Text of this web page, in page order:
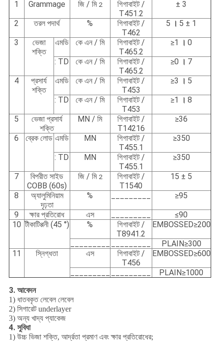
1
Grammage জি / মি 2
গিগাবাইট /
T451.2
± 3
2 তরল পদার্থ %
গিগাবাইট /
T462
5 । 5 ± 1
3
ভেজা
শক্তি
এমডি কে এন / মি
গিগাবাইট /
T465.2
≥1 । 0
: TD কে এন / মি
গিগাবাইট /
T465.2
≥0 । 7
4
প্রসার্য
শক্তি
এমডি কে এন / মি
গিগাবাইট /
T453
≥3 । 5
: TD কে এন / মি
গিগাবাইট /
T453
≥1 । 8
5
ভেজা প্রসার্য
শক্তি
MN / মি
গিগাবাইট /
T14216
≥36
6 ব্রেক লোড এমডি MN
গিগাবাইট /
T455.1
≥350
: TD MN
গিগাবাইট /
T455.1
≥350
7
বিপরীত সাইড
COBB (60s)
জি / মি 2
গিগাবাইট /
T1540
15 ± 5
8
অ্যালুমিনিয়াম
দৃঢ়তা
% ≥95
9 ক্ষার প্রতিরোধ এস
≤90
10 টীকাটিপ্পনী (45 °) %
গিগাবাইট /
T8941.2
EMBOSSED≥200
PLAIN≥300
11
স্নিগ্ধতা এস
গিগাবাইট /
T456
EMBOSSED≥600
PLAIN≥1000
3. আবেদন
1) ধাতবকৃত লেবেল লেবেল
2) সিগারেট underlayer
3) অন্য খাদ্য প্যাকেজ
4. সুবিধা
1) উচ্চ ভিজা শক্তি, আর্দ্রতা প্রমাণ এবং ক্ষার প্রতিরোধের;